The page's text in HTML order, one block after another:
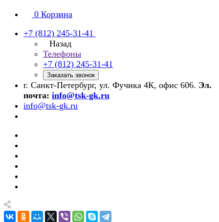
0 Корзина
+7 (812) 245-31-41
Назад
Телефоны
+7 (812) 245-31-41
Заказать звонок
г. Санкт-Петербург, ул. Фучика 4К, офис 606. Эл.
почта: info@tsk-gk.ru
info@tsk-gk.ru